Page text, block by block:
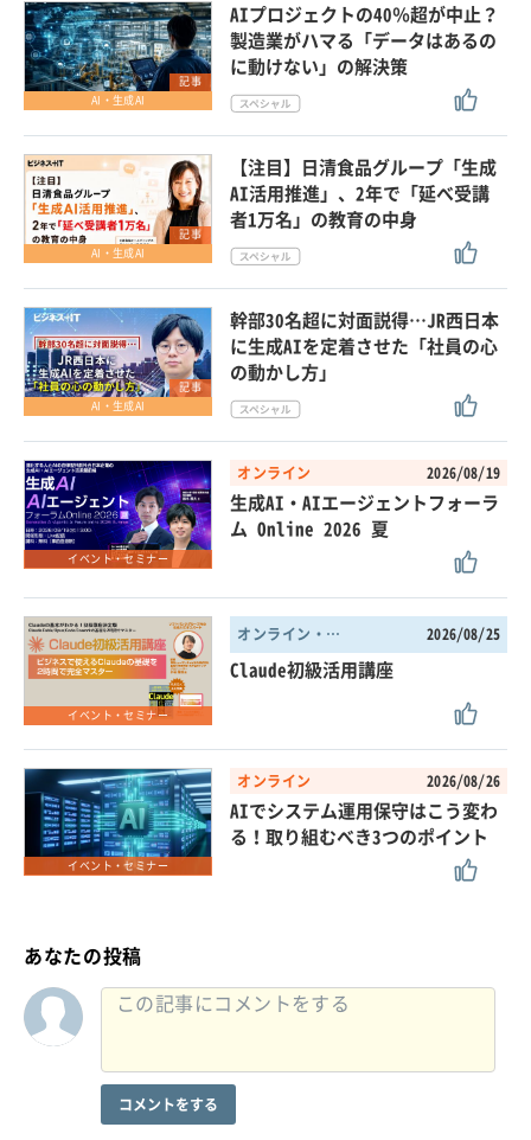
記事
AI・生成AI
AIプロジェクトの40％超が中止？
製造業がハマる「データはあるの
に動けない」の解決策
記事
AI・生成AI
【注目】日清食品グループ「生成
AI活用推進」、2年で「延べ受講
者1万名」の教育の中身
記事
AI・生成AI
幹部30名超に対面説得…JR西日本
に生成AIを定着させた「社員の心
の動かし方」
イベント・セミナー
オンライン 2026/08/19
生成AI・AIエージェントフォーラ
ム Online 2026 夏
イベント・セミナー
オンライン・東京都 2026/08/25
Claude初級活用講座
イベント・セミナー
オンライン 2026/08/26
AIでシステム運用保守はこう変わ
る！取り組むべき3つのポイント
あなたの投稿
コメントをする